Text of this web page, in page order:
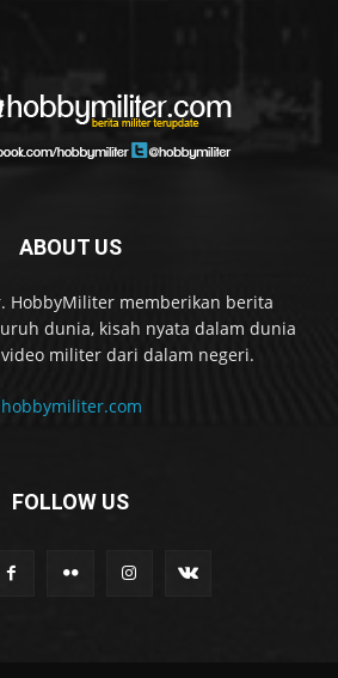
ABOUT US
HobbyMiliter memberikan berita
dunia, kisah nyata dalam dunia
militer dari dalam negeri.
FOLLOW US